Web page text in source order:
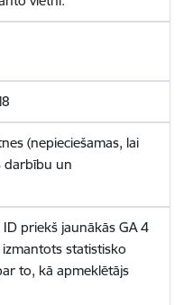
(nepieciešamas, lai
darbību un
priekš jaunākās GA 4
statistisko
to, kā apmeklētājs